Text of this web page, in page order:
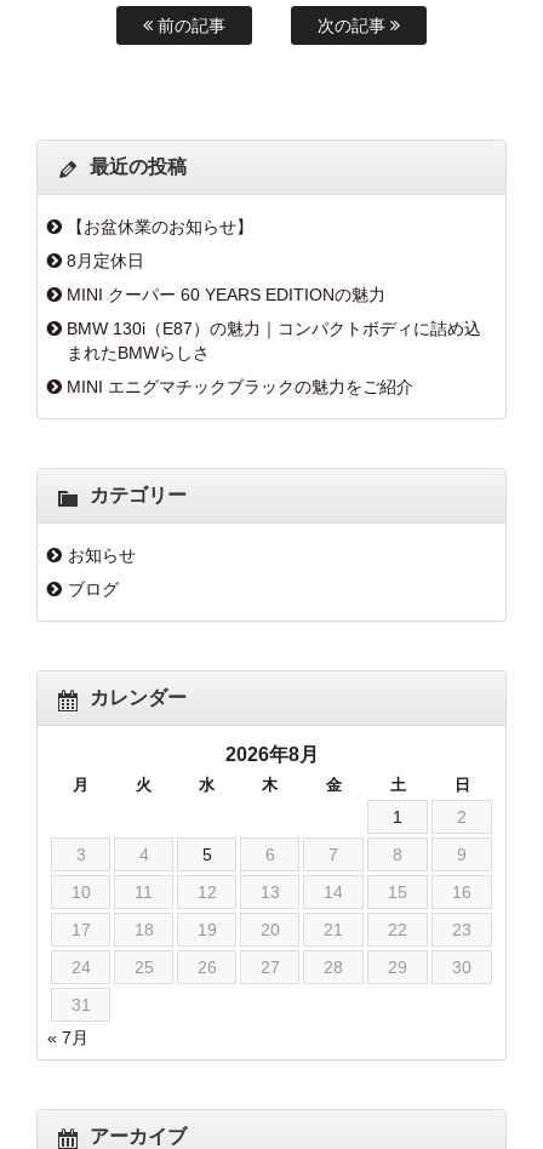
前の記事 次の記事
最近の投稿
【お盆休業のお知らせ】
8月定休日
MINI クーパー 60 YEARS EDITIONの魅力
BMW 130i（E87）の魅力｜コンパクトボディに詰め込
まれたBMWらしさ
MINI エニグマチックブラックの魅力をご紹介
カテゴリー
お知らせ
ブログ
カレンダー
2026年8月
月 火 水 木 金 土 日
1
2
3
4 5 6 7 8
9
10
11 12 13 14 15
16
17
18 19 20 21 22
23
24
25 26 27 28 29
30
31
« 7月
アーカイブ